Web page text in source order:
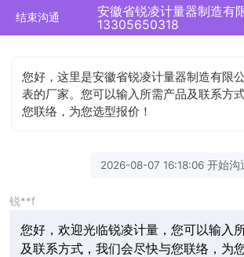
结束沟通
13305650318
您好，这里是安徽省锐凌计量器制造有限
表的厂家。您可以输入所需产品及联系方
您联络，为您选型报价！
2026-08-07 16:18:06 开始沟
锐**f
您好，欢迎光临锐凌计量，您可以输入
及联系方式，我们会尽快与您联络，为